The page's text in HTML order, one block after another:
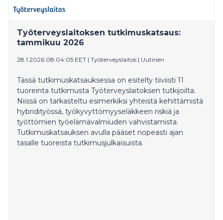
kuntalaisia auttamaan toisiaan matalalla kynnyksellä.
Työterveyslaitoksen tutkimuskatsaus:
tammikuu 2026
28.1.2026 08:04:05 EET | Työterveyslaitos | Uutinen
Tässä tutkimuskatsauksessa on esitelty tiiviisti 11
tuoreinta tutkimusta Työterveyslaitoksen tutkijoilta.
Niissä on tarkasteltu esimerkiksi yhteistä kehittämistä
hybridityössä, työkyvyttömyyseläkkeen riskiä ja
työttömien työelämävalmiuden vahvistamista.
Tutkimuskatsauksen avulla pääset nopeasti ajan
tasalle tuoreista tutkimusjulkaisuista.